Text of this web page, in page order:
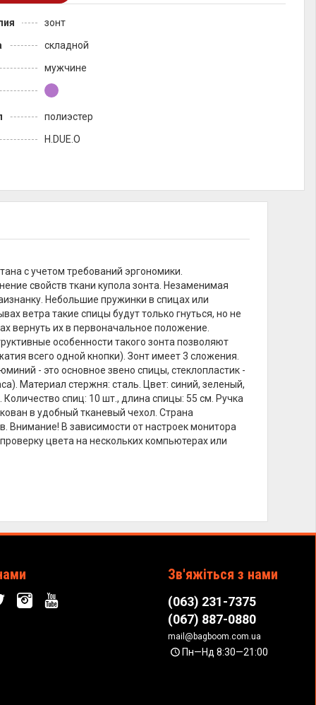
зонт
складной
мужчине
полиэстер
H.DUE.O
с учетом требований эргономики.
свойств ткани купола зонта. Незаменимая
Небольшие пружинки в спицах или
ветра такие спицы будут только гнуться, но не
вернуть их в первоначальное положение.
особенности такого зонта позволяют
всего одной кнопки). Зонт имеет 3 сложения.
- это основное звено спицы, стеклопластик -
Материал стержня: сталь. Цвет: синий, зеленый,
спиц: 10 шт., длина спицы: 55 см. Ручка
в удобный тканевый чехол. Страна
Внимание! В зависимости от настроек монитора
цвета на нескольких компьютерах или
Зв'яжіться з нами
(063) 231-7375
(067) 887-0880
mail@bagboom.com.ua
Пн—Нд 8:30—21:00